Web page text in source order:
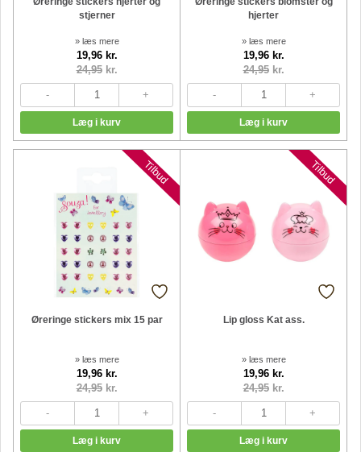
stjerner
» læs mere
19,96 kr.
24,95kr.
hjerter
» læs mere
19,96 kr.
24,95kr.
Øreringe stickers mix 15 par
» læs mere
19,96 kr.
24,95kr.
Tilbud
Lip gloss Kat ass.
» læs mere
19,96 kr.
24,95kr.
Tilbud